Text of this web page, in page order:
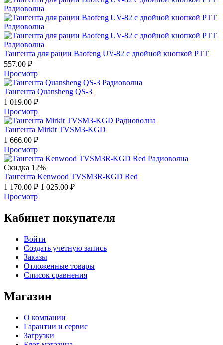
Тангента для рации Baofeng UV-82 с двойной кнопкой PTT
557.00 ₽
Просмотр
Тангента Quansheng QS-3
1 019.00 ₽
Просмотр
Тангента Mirkit TVSM3-KGD
1 666.00 ₽
Просмотр
Скидка 12%
Тангента Kenwood TVSM3R-KGD Red
1 170.00 ₽ 1 025.00 ₽
Просмотр
Кабинет покупателя
Войти
Создать учетную запись
Заказы
Отложенные товары
Список сравнения
Магазин
О компании
Гарантии и сервис
Загрузки